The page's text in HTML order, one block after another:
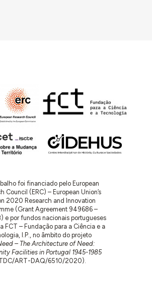
foi financiado pelo European
Council (ERC) – European Union’s
2020 Research and Innovation
(Grant Agreement 949686 –
e por fundos nacionais portugueses
FCT – Fundação para a Ciência e a
I.P., no âmbito do projeto
– The Architecture of Need:
Facilities in Portugal 1945-1985
ART-DAQ/6510/2020).